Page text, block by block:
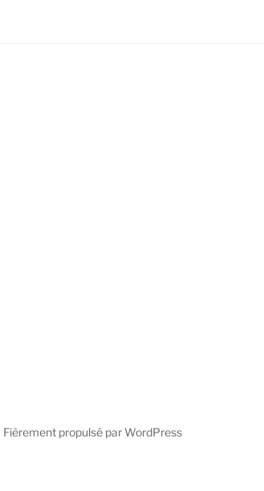
Fièrement propulsé par WordPress